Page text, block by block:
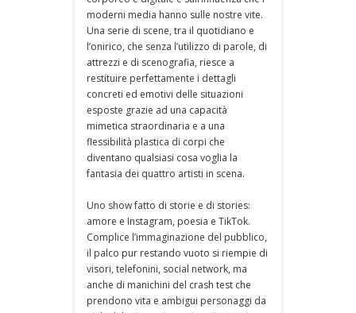
moderni media hanno sulle nostre vite.
Una serie di scene, tra il quotidiano e
l’onirico, che senza l’utilizzo di parole, di
attrezzi e di scenografia, riesce a
restituire perfettamente i dettagli
concreti ed emotivi delle situazioni
esposte grazie ad una capacità
mimetica straordinaria e a una
flessibilità plastica di corpi che
diventano qualsiasi cosa voglia la
fantasia dei quattro artisti in scena.
Uno show fatto di storie e di stories:
amore e Instagram, poesia e TikTok.
Complice l’immaginazione del pubblico,
il palco pur restando vuoto si riempie di
visori, telefonini, social network, ma
anche di manichini del crash test che
prendono vita e ambigui personaggi da